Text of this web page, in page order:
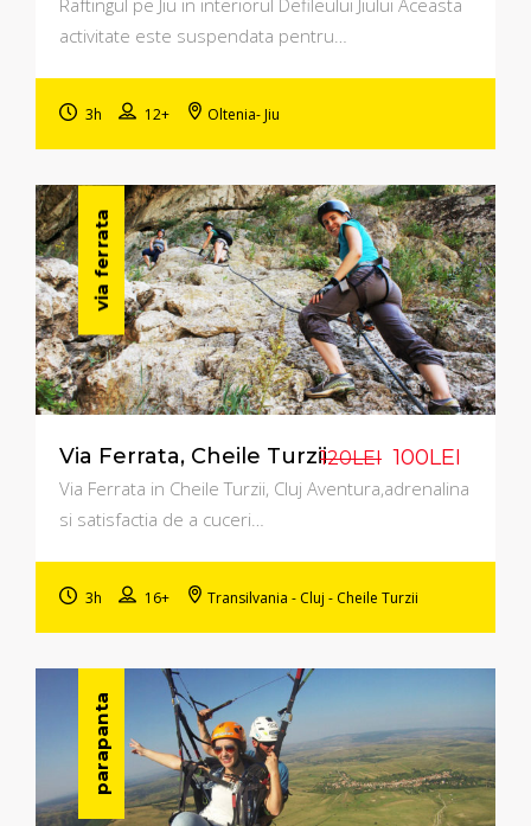
Raftingul pe Jiu in interiorul Defileului Jiului Aceasta
activitate este suspendata pentru…
3h 12+ Oltenia- Jiu
via ferrata
Via Ferrata, Cheile Turzii120LEI 100LEI
Via Ferrata in Cheile Turzii, Cluj Aventura,adrenalina
si satisfactia de a cuceri…
3h 16+ Transilvania - Cluj - Cheile Turzii
parapanta